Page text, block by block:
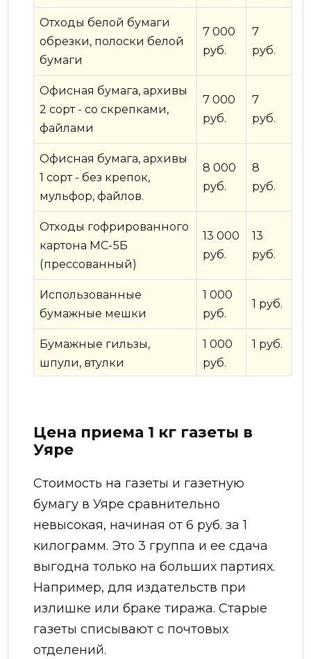
Отходы белой бумаги
обрезки, полоски белой
бумаги
7 000
руб.
7
руб.
Офисная бумага, архивы
2 сорт - со скрепками,
файлами
7 000
руб.
7
руб.
Офисная бумага, архивы
1 сорт - без крепок,
мульфор, файлов.
8 000
руб.
8
руб.
Отходы гофрированного
картона МС-5Б
(прессованный)
13 000
руб.
13
руб.
Использованные
бумажные мешки
1 000
руб.
1 руб.
Бумажные гильзы,
шпули, втулки
1 000
руб.
1 руб.
Цена приема 1 кг газеты в
Уяре
Стоимость на газеты и газетную
бумагу в Уяре сравнительно
невысокая, начиная от 6 руб. за 1
килограмм. Это 3 группа и ее сдача
выгодна только на больших партиях.
Например, для издательств при
излишке или браке тиража. Старые
газеты списывают с почтовых
отделений.